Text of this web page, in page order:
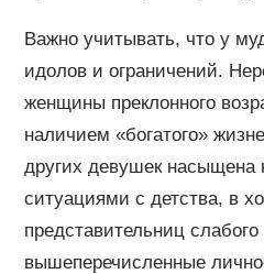
Важно учитывать, что у
идолов и ограничений.
женщины преклонного
наличием «богатого»
других девушек насыщена
ситуациями с детства, в
представительниц
вышеперечисленные